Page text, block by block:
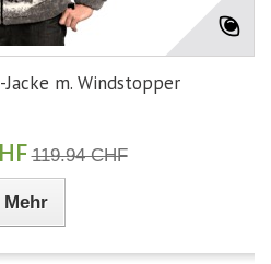
Jacke m. Windstopper
119.94 CHF
Mehr